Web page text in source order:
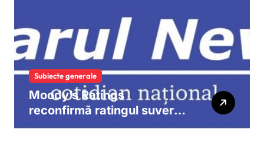
Subiecte generale
Moody’s Ratings
reconfirmã ratingul suveran
al României la „Baa3”, cu